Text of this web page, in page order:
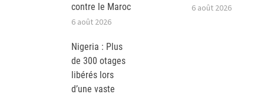
contre le Maroc
6 août 2026
6 août 2026
Nigeria : Plus
de 300 otages
libérés lors
d’une vaste